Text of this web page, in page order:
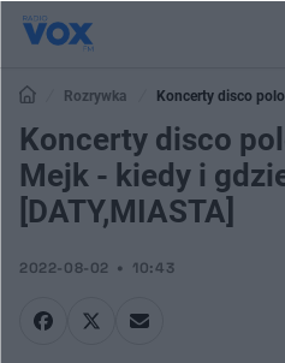
Rozrywka
Koncerty disco
zagrają? [DATY,MIASTA]
Koncerty disco
Mejk - kiedy i
[DATY,MIASTA]
2022-08-02 10:43